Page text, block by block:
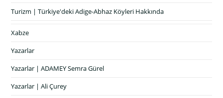
Turizm | Türkiye'deki Adige-Abhaz Köyleri Hakkında
Xabze
Yazarlar
Yazarlar | ADAMEY Semra Gürel
Yazarlar | Ali Çurey